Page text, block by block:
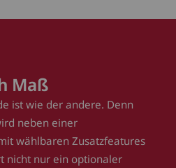
Maß
ist wie der andere. Denn
neben einer
wählbaren Zusatzfeatures
nicht nur ein optionaler